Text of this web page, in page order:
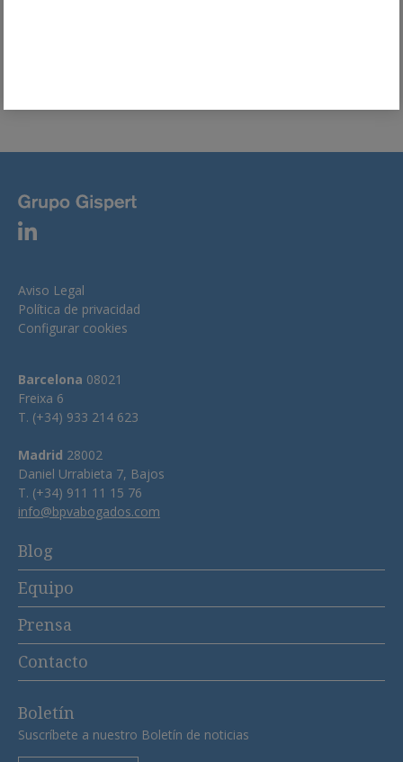
Aviso Legal
Política de privacidad
Configurar cookies
Barcelona 08021
Freixa 6
T. (+34) 933 214 623
Madrid 28002
Daniel Urrabieta 7, Bajos
T. (+34) 911 11 15 76
info@bpvabogados.com
Blog
Equipo
Prensa
Contacto
Boletín
Suscríbete a nuestro Boletín de noticias